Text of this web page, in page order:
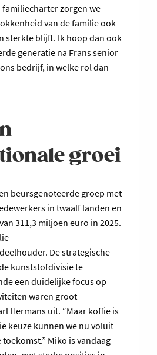
zorgen we
van de familie ook
sterkte blijft. Ik hoop dan ook
generatie na Frans senior
bedrijf, in welke rol dan
groei
beursgenoteerde groep met
in twaalf landen en
311,3 miljoen euro in 2025.
De strategische
kunststofdivisie te
een duidelijke focus op
waren groot
Hermans uit. “Maar koffie is
keuze kunnen we nu voluit
Miko is vandaag